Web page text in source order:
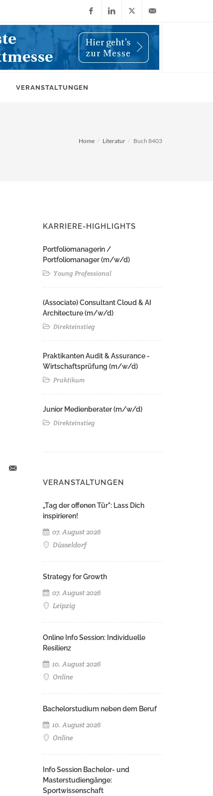
FacebookLinkedIn
X
(Twitter)
info@wiwi-
VERANSTALTUNGEN
Home Literatur Buch 8403
KARRIERE-HIGHLIGHTS
Portfoliomanagerin /
Portfoliomanager (m/w/d)
Young Professional
(Associate) Consultant Cloud & AI
Architecture (m/w/d)​ ​
Direkteinstieg
Praktikanten Audit & Assurance -
Wirtschaftsprüfung (m/w/d)
Praktikum
Junior Medienberater (m/w/d)
Direkteinstieg
VERANSTALTUNGEN
„Tag der offenen Tür": Lass Dich
inspirieren!
07. August 2026
Düsseldorf
Strategy for Growth
07. August 2026
Leipzig
Online Info Session: Individuelle
Resilienz
10. August 2026
Online
Bachelorstudium neben dem Beruf
10. August 2026
Online
Info Session Bachelor- und
Masterstudiengänge:
Sportwissenschaft